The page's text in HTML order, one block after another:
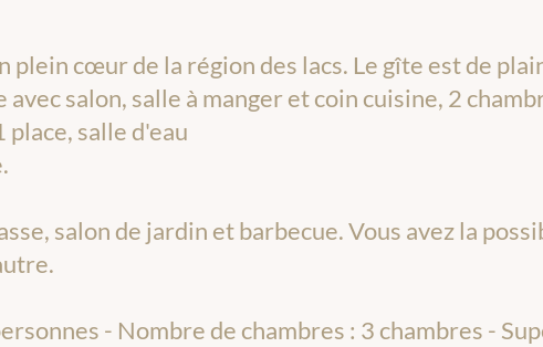
cœur de la région des lacs. Le gîte est de
salon, salle à manger et coin cuisine, 2
salle d'eau
salon de jardin et barbecue. Vous avez la
- Nombre de chambres : 3 chambres -